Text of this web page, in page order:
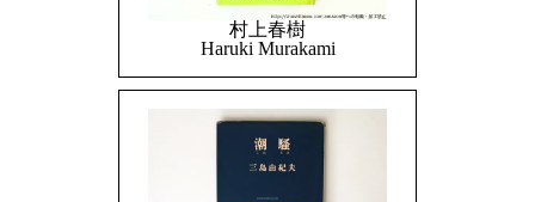
村上春樹
Haruki Murakami